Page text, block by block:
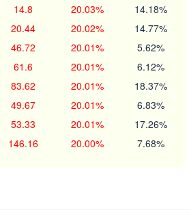
14.8 20.03% 14.18%
20.44 20.02% 14.77%
46.72 20.01% 5.62%
61.6 20.01% 6.12%
83.62 20.01% 18.37%
49.67 20.01% 6.83%
53.33 20.01% 17.26%
146.16 20.00% 7.68%